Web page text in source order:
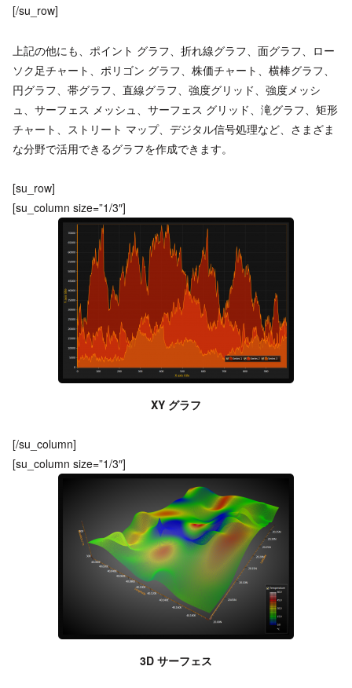
[/su_row]
上記の他にも、ポイント グラフ、折れ線グラフ、面グラフ、ロー
ソク足チャート、ポリゴン グラフ、株価チャート、横棒グラフ、
円グラフ、帯グラフ、直線グラフ、強度グリッド、強度メッシ
ュ、サーフェス メッシュ、サーフェス グリッド、滝グラフ、矩形
チャート、ストリート マップ、デジタル信号処理など、さまざま
な分野で活用できるグラフを作成できます。
[su_row]
[su_column size=”1/3″]
XY グラフ
[/su_column]
[su_column size=”1/3″]
3D サーフェス